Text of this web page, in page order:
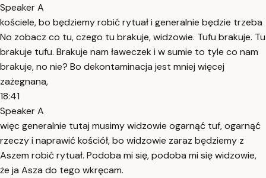
Speaker A
kościele, bo będziemy robić rytuał i generalnie będzie trzeba
No zobacz co tu, czego tu brakuje, widzowie. Tufu brakuje. Tu
brakuje tufu. Brakuje nam ławeczek i w sumie to tyle co nam
brakuje, no nie? Bo dekontaminacja jest mniej więcej
zażegnana,
18:41
Speaker A
więc generalnie tutaj musimy widzowie ogarnąć tuf, ogarnąć
rzeczy i naprawić kościół, bo widzowie zaraz będziemy z
Aszem robić rytuał. Podoba mi się, podoba mi się widzowie,
że ja Asza do tego wkręcam.